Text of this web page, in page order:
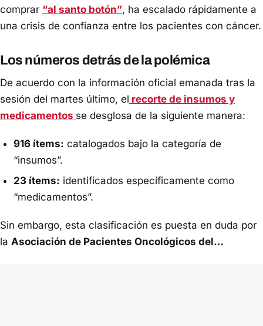
comprar “al santo botón”, ha escalado rápidamente a
una crisis de confianza entre los pacientes con cáncer.
Los números detrás de la polémica
De acuerdo con la información oficial emanada tras la
sesión del martes último, el recorte de insumos y
medicamentos se desglosa de la siguiente manera:
916 ítems: catalogados bajo la categoría de
“insumos”.
23 ítems: identificados específicamente como
“medicamentos”.
Sin embargo, esta clasificación es puesta en duda por
la Asociación de Pacientes Oncológicos del…